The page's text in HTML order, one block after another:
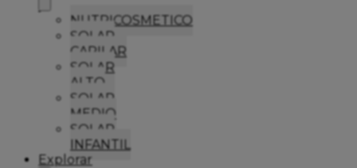
NUTRICOSMETICO
SOLAR
CAPILAR
SOLAR
ALTO
SOLAR
MEDIO
SOLAR
INFANTIL
Explorar